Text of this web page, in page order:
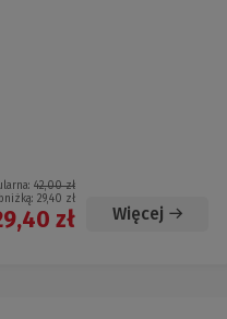
42,00 zł
29,40 zł
zł Więcej